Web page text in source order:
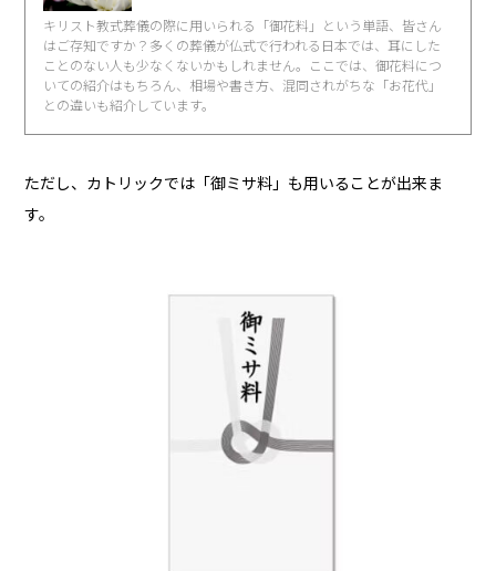
キリスト教式葬儀の際に用いられる「御花料」という単語、皆さん
はご存知ですか？多くの葬儀が仏式で行われる日本では、耳にした
ことのない人も少なくないかもしれません。ここでは、御花料につ
いての紹介はもちろん、相場や書き方、混同されがちな「お花代」
との違いも紹介しています。
ただし、カトリックでは「御ミサ料」も用いることが出来ま
す。